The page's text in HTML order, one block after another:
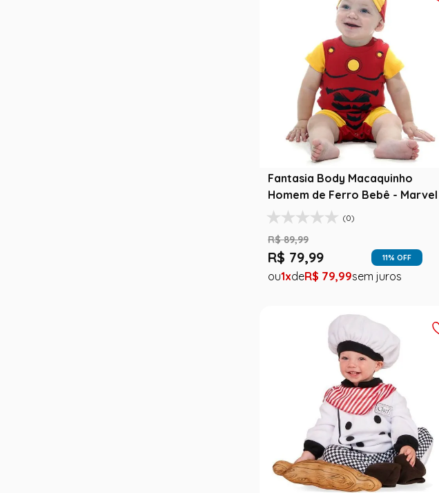
Fantasia Body Macaquinho
Homem de Ferro Bebê - Marvel
(0)
R$ 89,99
R$ 79,99 11% OFF
1 R$ 79,99